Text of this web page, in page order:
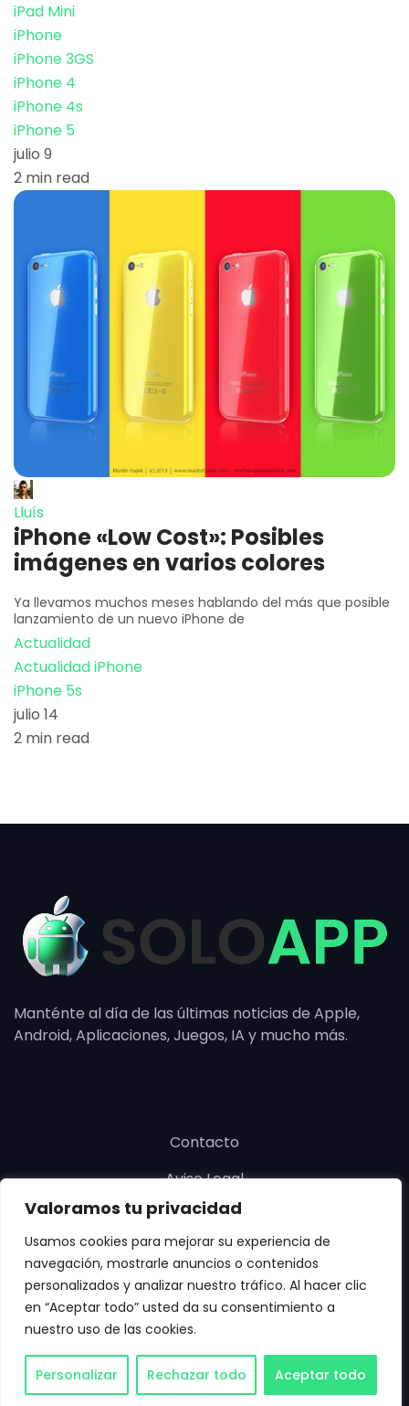
Valoramos tu privacidad
Usamos cookies para mejorar su experiencia de
navegación, mostrarle anuncios o contenidos
personalizados y analizar nuestro tráfico. Al hacer clic
en “Aceptar todo” usted da su consentimiento a
nuestro uso de las cookies.
Personalizar Rechazar todo Aceptar todo
iPad Mini
iPhone
iPhone 3GS
iPhone 4
iPhone 4s
iPhone 5
julio 9
2 min read
Lluís
iPhone «Low Cost»: Posibles
imágenes en varios colores
Ya llevamos muchos meses hablando del más que posible
lanzamiento de un nuevo iPhone de
Actualidad
Actualidad iPhone
iPhone 5s
julio 14
2 min read
Manténte al día de las últimas noticias de Apple,
Android, Aplicaciones, Juegos, IA y mucho más.
Contacto
Aviso Legal
Política de cookies
Política de privacidad
Copyright © SoloApp 2025. Todos los derechos
reservados.